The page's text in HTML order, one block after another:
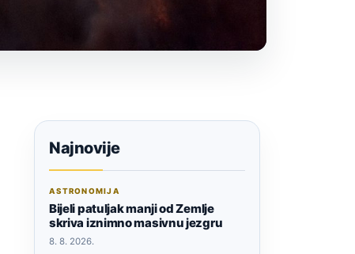
Najnovije
ASTRONOMIJA
Bijeli patuljak manji od Zemlje
skriva iznimno masivnu jezgru
8. 8. 2026.